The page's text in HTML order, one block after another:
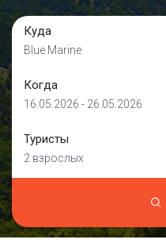
Куда
Blue Marine
Когда
16.05.2026 - 26.05.2026
Туристы
2 взрослых